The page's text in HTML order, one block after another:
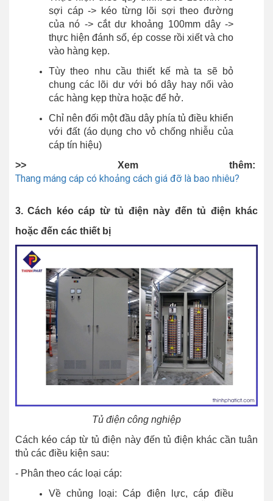
sợi cáp -> kéo từng lõi sợi theo đường
của nó -> cắt dư khoảng 100mm dây ->
thực hiện đánh số, ép cosse rồi xiết và cho
vào hàng kẹp.
Tùy theo nhu cầu thiết kế mà ta sẽ bỏ
chung các lõi dư với bó dây hay nối vào
các hàng kẹp thừa hoặc để hở.
Chỉ nên đối một đầu dây phía tủ điều khiển
với đất (áo dụng cho vỏ chống nhiễu của
cáp tín hiệu)
>> Xem thêm:
Thang máng cáp có khoảng cách giá đỡ là bao nhiêu?
3. Cách kéo cáp từ tủ điện này đến tủ điện khác
hoặc đến các thiết bị
Tủ điện công nghiệp
Cách kéo cáp từ tủ điện này đến tủ điện khác cần tuân
thủ các điều kiện sau:
- Phân theo các loại cáp:
Về chủng loại: Cáp điện lực, cáp điều